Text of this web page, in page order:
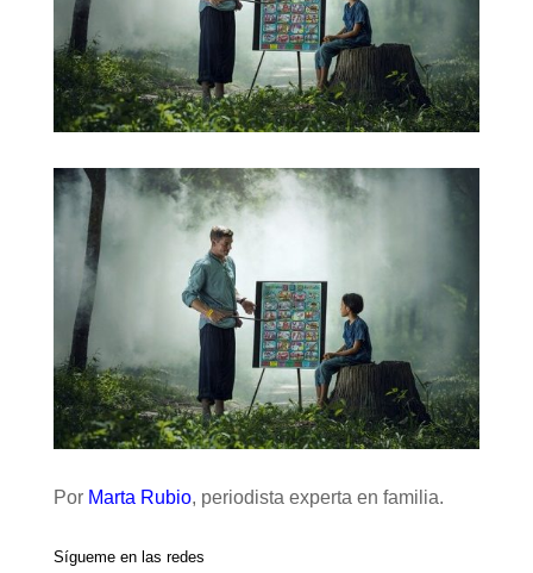
Por Marta Rubio, periodista experta en familia.
Sígueme en las redes